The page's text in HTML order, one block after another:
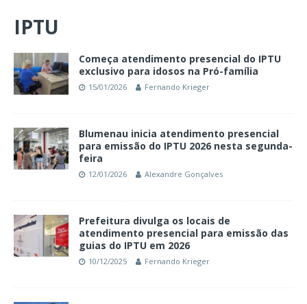
IPTU
Começa atendimento presencial do IPTU
exclusivo para idosos na Pró-família
15/01/2026 Fernando Krieger
Blumenau inicia atendimento presencial
para emissão do IPTU 2026 nesta segunda-
feira
12/01/2026 Alexandre Gonçalves
Prefeitura divulga os locais de
atendimento presencial para emissão das
guias do IPTU em 2026
10/12/2025 Fernando Krieger